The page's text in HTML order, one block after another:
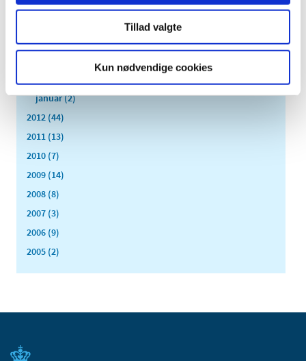
Tillad valgte
Kun nødvendige cookies
juni (2)
april (6)
februar (4)
januar (2)
2012 (44)
2011 (13)
2010 (7)
2009 (14)
2008 (8)
2007 (3)
2006 (9)
2005 (2)